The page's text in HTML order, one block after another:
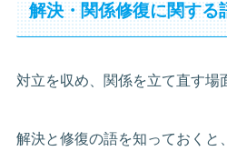
解決・関係修復に関する
対立を収め、関係を立て直す場
解決と修復の語を知っておくと